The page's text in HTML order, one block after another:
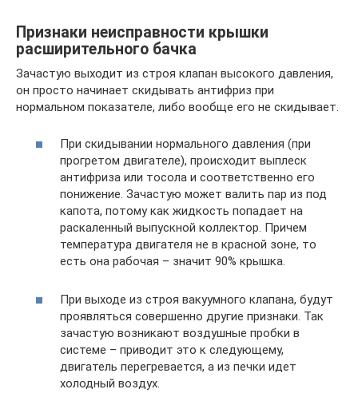
Признаки неисправности крышки
расширительного бачка
Зачастую выходит из строя клапан высокого давления,
он просто начинает скидывать антифриз при
нормальном показателе, либо вообще его не скидывает.
При скидывании нормального давления (при
прогретом двигателе), происходит выплеск
антифриза или тосола и соответственно его
понижение. Зачастую может валить пар из под
капота, потому как жидкость попадает на
раскаленный выпускной коллектор. Причем
температура двигателя не в красной зоне, то
есть она рабочая – значит 90% крышка.
При выходе из строя вакуумного клапана, будут
проявляться совершенно другие признаки. Так
зачастую возникают воздушные пробки в
системе – приводит это к следующему,
двигатель перегревается, а из печки идет
холодный воздух.